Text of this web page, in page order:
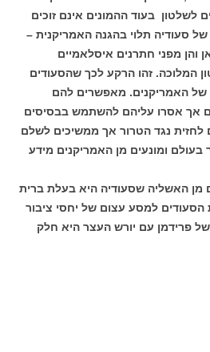
בעוד ההמונים אינם זוכים
תלוי בהגנה האמריקנית –
מפני חתרנים איסלאמיים
זהו הרקע לכך שהסעודים
האמריקנים. מאפשרים להם
אסרו עליהם להשתמש בבסיסים
נגד הטרור אך ממשיכים לשלם
ומונעים מן האמריקנים מידע
האשליה שסעודיה היא בעלת ברית
למסע עצום של יחסי ציבור
עם יורש העצר היא חלק